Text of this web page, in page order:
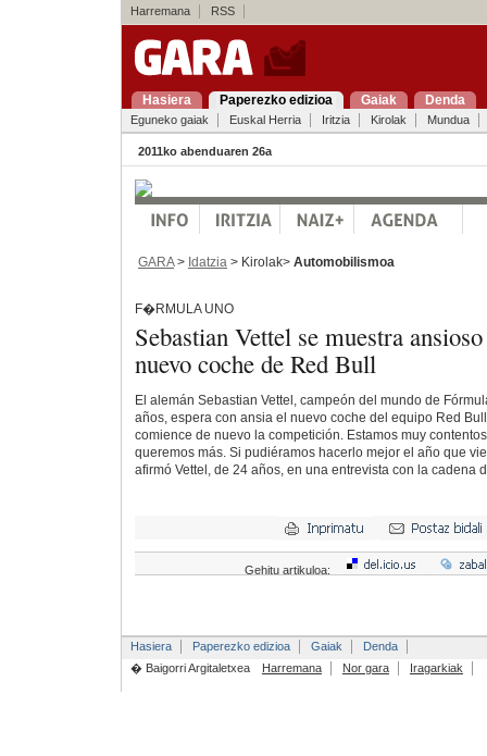
Harremana RSS
Hasiera Paperezko edizioa Gaiak Denda
Eguneko gaiak Euskal Herria Iritzia Kirolak Mundua
2011ko abenduaren 26a
GARA> Idatzia > Kirolak> Automobilismoa
F�RMULA UNO
Sebastian Vettel se muestra
nuevo coche de Red Bull
El alemán Sebastian Vettel, campeón del mundo de
años, espera con ansia el nuevo coche del equipo Red
comience de nuevo la competición. Estamos muy
queremos más. Si pudiéramos hacerlo mejor el año que
afirmó Vettel, de 24 años, en una entrevista con la cadena
Gehitu artikuloa:
Hasiera Paperezko edizioa Gaiak
Denda
� Baigorri Argitaletxea
Harremana Nor gara Iragarkiak